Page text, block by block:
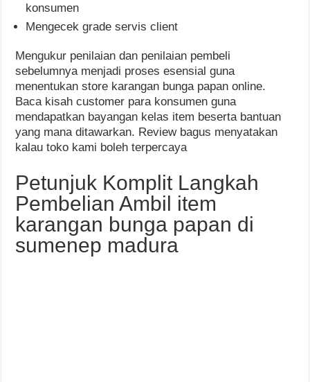
konsumen
Mengecek grade servis client
Mengukur penilaian dan penilaian pembeli
sebelumnya menjadi proses esensial guna
menentukan store karangan bunga papan online.
Baca kisah customer para konsumen guna
mendapatkan bayangan kelas item beserta bantuan
yang mana ditawarkan. Review bagus menyatakan
kalau toko kami boleh terpercaya
Petunjuk Komplit Langkah
Pembelian Ambil item
karangan bunga papan di
sumenep madura